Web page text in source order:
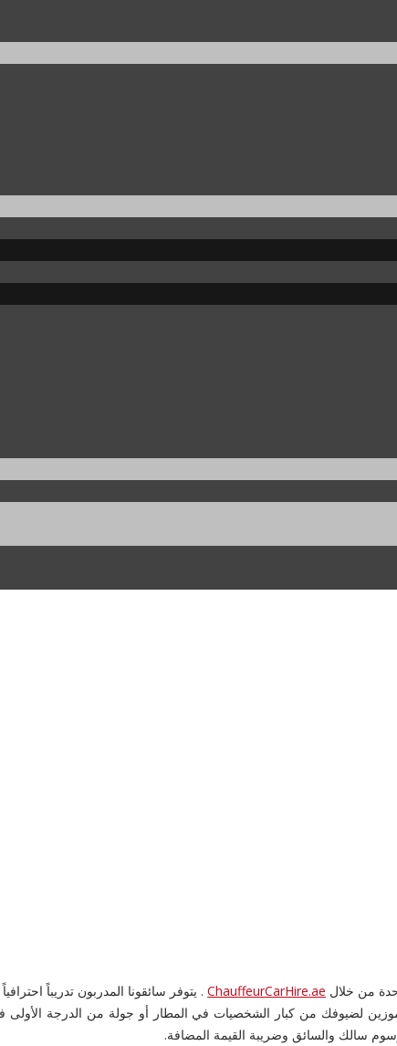
من خلال ChauffeurCarHire.ae. يتوفر سائقونا المدربون تدريباً
ليموزين لضيوفك من كبار الشخصيات في المطار أو جولة من الدرجة
سالك والسائق وضريبة القيمة المضافة.